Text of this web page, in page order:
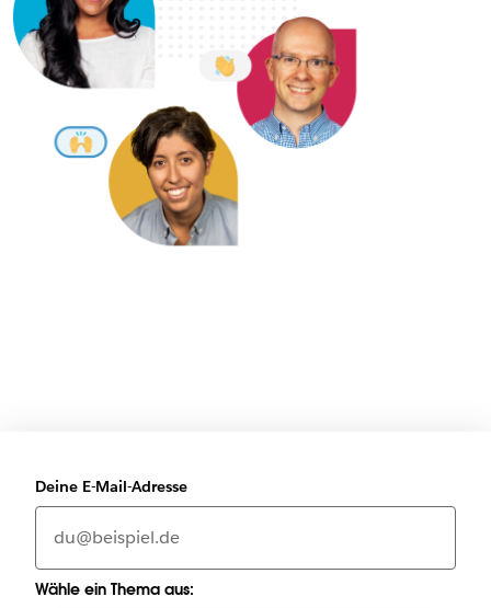
Deine E-Mail-Adresse
Wähle ein Thema aus: